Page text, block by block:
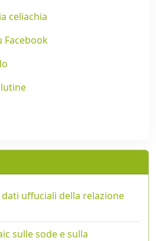
celiachia
Facebook
dati uffuciali della relazione
sulle sode e sulla